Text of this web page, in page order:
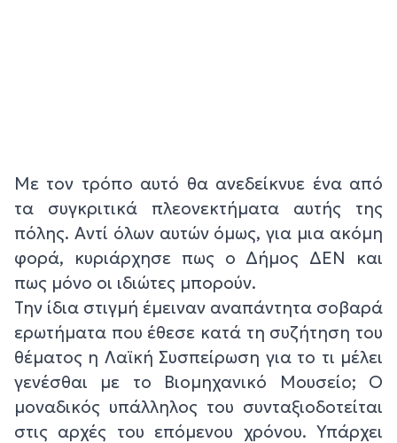
Με τον τρόπο αυτό θα ανεδείκνυε ένα από
τα συγκριτικά πλεονεκτήματα αυτής της
πόλης. Αντί όλων αυτών όμως, για μια ακόμη
φορά, κυριάρχησε πως ο Δήμος ΔΕΝ και
πως μόνο οι ιδιώτες μπορούν.
Την ίδια στιγμή έμειναν αναπάντητα σοβαρά
ερωτήματα που έθεσε κατά τη συζήτηση του
θέματος η Λαϊκή Συσπείρωση για το τι μέλει
γενέσθαι με το Βιομηχανικό Μουσείο; Ο
μοναδικός υπάλληλος του συνταξιοδοτείται
στις αρχές του επόμενου χρόνου. Υπάρχει